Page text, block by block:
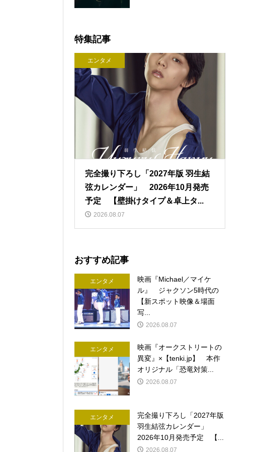
特集記事
エンタメ
完全撮り下ろし「2027年版 羽生結
弦カレンダー」 2026年10月発売
予定 【壁掛けタイプ＆卓上タ...
2026.08.07
おすすめ記事
エンタメ
映画『Michael／マイケ
ル』 ジャクソン5時代の
【新スポット映像＆場面
写...
2026.08.07
エンタメ
映画『オークストリートの
異変』×【tenki.jp】 本作
オリジナル「恐竜対策...
2026.08.07
エンタメ
完全撮り下ろし「2027年版
羽生結弦カレンダー」
2026年10月発売予定 【...
2026.08.07